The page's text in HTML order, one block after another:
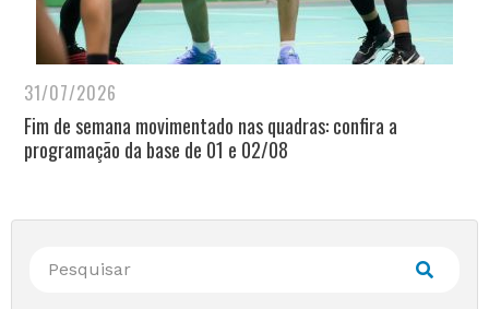
31/07/2026
Fim de semana movimentado nas quadras: confira a
programação da base de 01 e 02/08